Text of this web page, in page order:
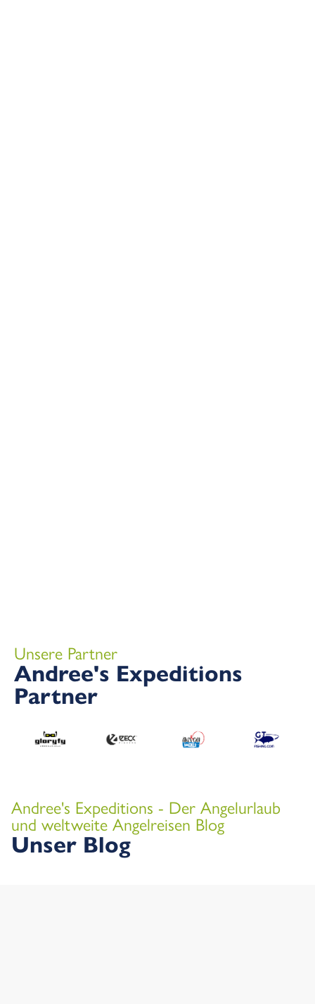
Unsere Partner
Andree's Expeditions
Partner
Andree's Expeditions - Der Angelurlaub
und weltweite Angelreisen Blog
Unser Blog